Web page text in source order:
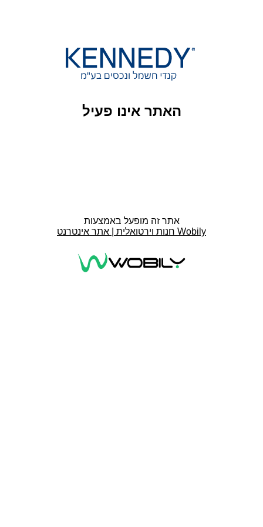
האתר אינו פעיל
אתר זה מופעל באמצעות
חנות וירטואלית | אתר אינטרנט Wobily